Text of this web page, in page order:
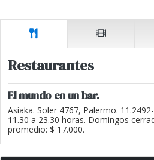
Restaurantes
El mundo en un bar.
Asiaka. Soler 4767, Palermo.
11.30 a 23.30 horas. Domingos
promedio: $ 17.000.